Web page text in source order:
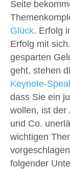
Seite
Glück. Erfolg
Erfolg mit
gesparten
geht, stehen
Keynote-
dass Sie ein
wollen, ist der
und Co.
wichtigen
folgender